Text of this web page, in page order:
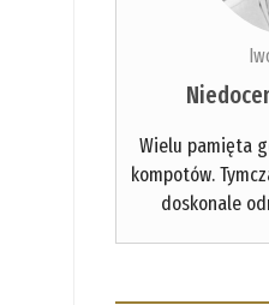
Wielu pamięta
kompotów.
doskonale